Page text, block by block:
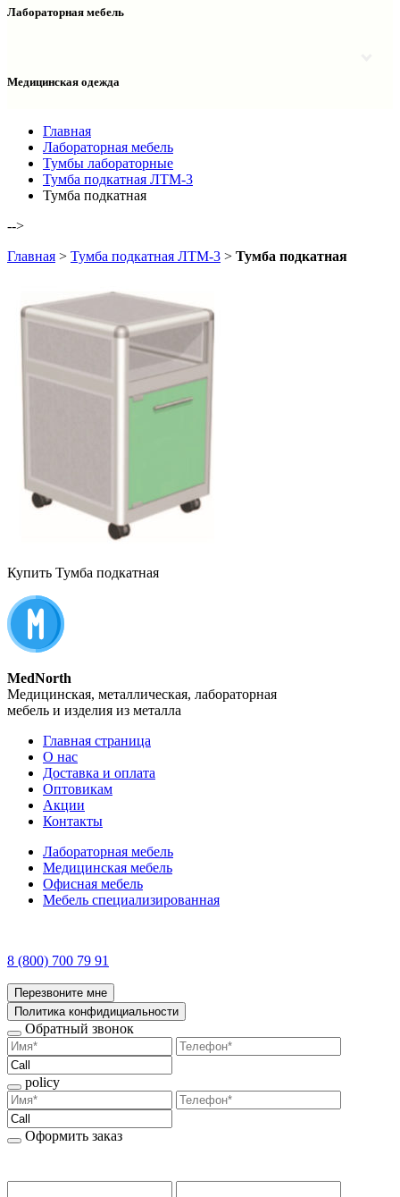
Столы рабочие
Шкафы колонки
Шкафы колонки медицинские
Лабораторная мебель
Тумбы мойки лабораторные
Медицинская одежда
Главная
Лабораторная мебель
Тумбы лабораторные
Тумба подкатная ЛТМ-3
Тумба подкатная
-->
Главная > Тумба подкатная ЛТМ-3 > Тумба подкатная
Купить Тумба подкатная
MedNorth
Медицинская, металлическая, лабораторная
мебель и изделия из металла
Главная страница
О нас
Доставка и оплата
Оптовикам
Акции
Контакты
Лабораторная мебель
Медицинская мебель
Офисная мебель
Мебель специализированная
8 (800) 700 79 91
Перезвоните мне
Политика конфидициальности
Обратный звонок
policy
Оформить заказ